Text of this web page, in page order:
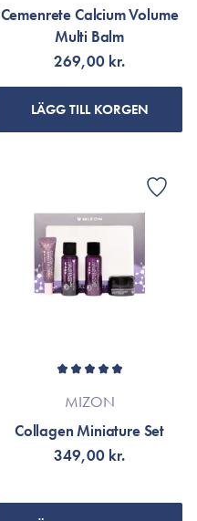
Cemenrete Calcium Volume
Multi Balm
269,00 kr.
LÄGG TILL KORGEN
MIZON
Collagen Miniature Set
349,00 kr.